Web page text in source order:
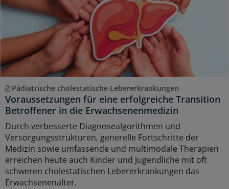
Pädiatrische cholestatische Lebererkrankungen
Voraussetzungen für eine erfolgreiche Transition
Betroffener in die Erwachsenenmedizin
Durch verbesserte Diagnosealgorithmen und
Versorgungsstrukturen, generelle Fortschritte der
Medizin sowie umfassende und multimodale Therapien
erreichen heute auch Kinder und Jugendliche mit oft
schweren cholestatischen Lebererkrankungen das
Erwachsenenalter.